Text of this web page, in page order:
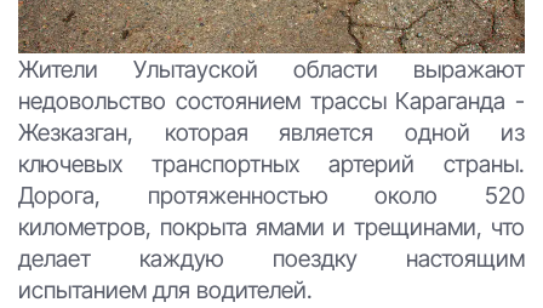
Жители Улытауской области выражают
недовольство состоянием трассы Караганда -
Жезказган, которая является одной из
ключевых транспортных артерий страны.
Дорога, протяженностью около 520
километров, покрыта ямами и трещинами, что
делает каждую поездку настоящим
испытанием для водителей.